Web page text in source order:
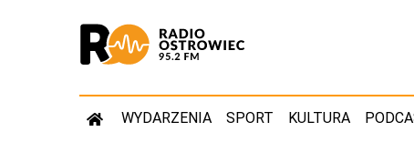
WYDARZENIA SPORT KULTURA